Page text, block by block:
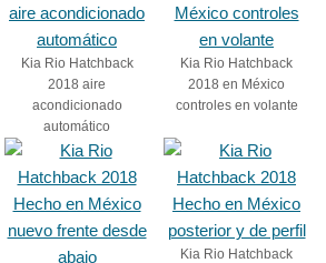
Kia Rio Hatchback
2018 aire
acondicionado
automático
Kia Rio Hatchback
2018 en México
controles en volante
Kia Rio Hatchback